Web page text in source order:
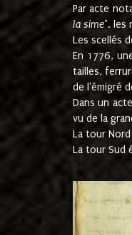
Par acte
la sime". les
Les scellés
En 1776,
tailles,
de l'émigré
Dans un
vu de la
La tour
La tour Sud